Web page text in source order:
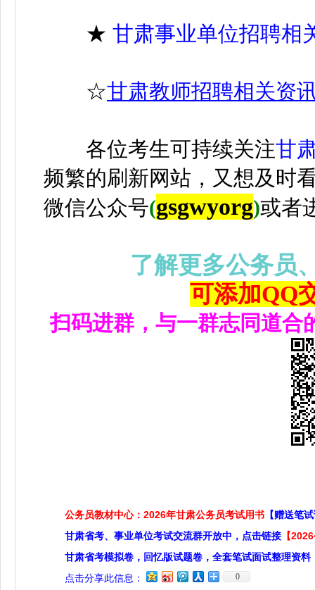
★ 甘肃事业单位招聘相
☆甘肃教师招聘相关资
各位考生可持续关注甘
频繁的刷新网站，又想及时
微信公众号(gsgwyorg)或者
了解更多公务员
可添加QQ
扫码进群，与一群志同道合
公务员教材中心：2026年甘肃公务员考试用书 【赠送笔
甘肃省考、事业单位考试交流群开放中，点击链接 【
甘肃省考模拟卷，回忆版试题卷，全套笔试面试整理资料
点击分享此信息：
0